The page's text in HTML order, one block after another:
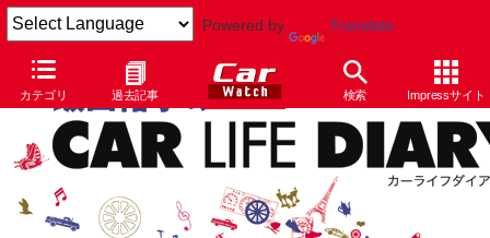
Powered by Translate
カテゴリ 過去記事 検索 Impressサイト